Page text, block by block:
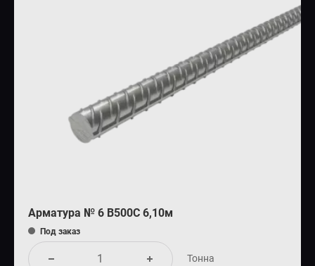
Арматура № 6 В500С 6,10м
Под заказ
Тонна